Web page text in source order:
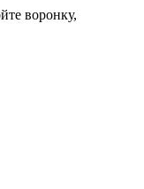
воронку,